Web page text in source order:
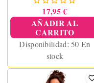
17,95 €
AÑADIR AL
CARRITO
Disponibilidad:50 En
stock